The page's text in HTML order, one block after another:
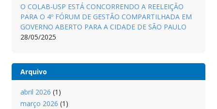
O COLAB-USP ESTÁ CONCORRENDO A REELEIÇÃO
PARA O 4º FÓRUM DE GESTÃO COMPARTILHADA EM
GOVERNO ABERTO PARA A CIDADE DE SÃO PAULO
28/05/2025
Arquivo
abril 2026 (1)
março 2026 (1)